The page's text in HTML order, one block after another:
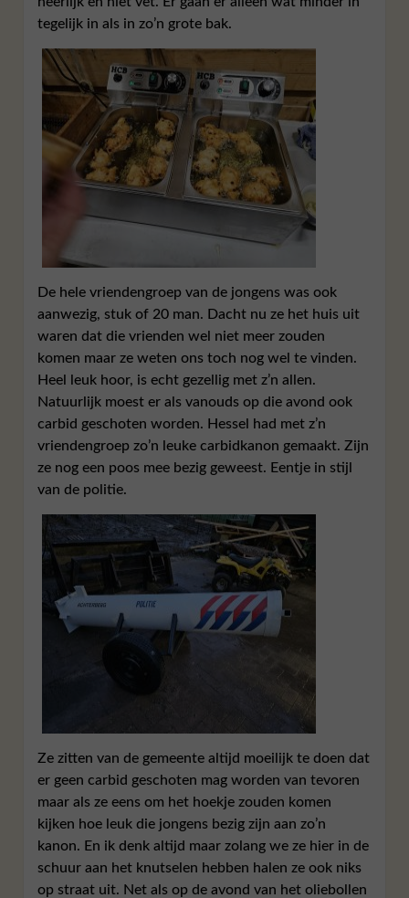
tegelijk in als in zo’n grote bak.
De hele vriendengroep van de jongens was ook
aanwezig, stuk of 20 man. Dacht nu ze het huis uit
waren dat die vrienden wel niet meer zouden
komen maar ze weten ons toch nog wel te vinden.
Heel leuk hoor, is echt gezellig met z’n allen.
Natuurlijk moest er als vanouds op die avond ook
carbid geschoten worden. Hessel had met z’n
vriendengroep zo’n leuke carbidkanon gemaakt. Zijn
ze nog een poos mee bezig geweest. Eentje in stijl
van de politie.
Ze zitten van de gemeente altijd moeilijk te doen dat
er geen carbid geschoten mag worden van tevoren
maar als ze eens om het hoekje zouden komen
kijken hoe leuk die jongens bezig zijn aan zo’n
kanon. En ik denk altijd maar zolang we ze hier in de
schuur aan het knutselen hebben halen ze ook niks
op straat uit. Net als op de avond van het oliebollen